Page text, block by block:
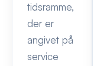
tidsramme,
der er
angivet på
service